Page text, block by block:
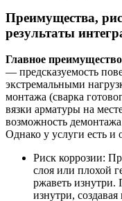
Преимущества,
результаты
Главное
— предсказуемость
экстремальными
монтажа (сварка
вязки арматуры на
возможность
Однако у услуги есть и
Риск коррозии:
слоя или плохой
ржаветь изнутри.
изнутри,